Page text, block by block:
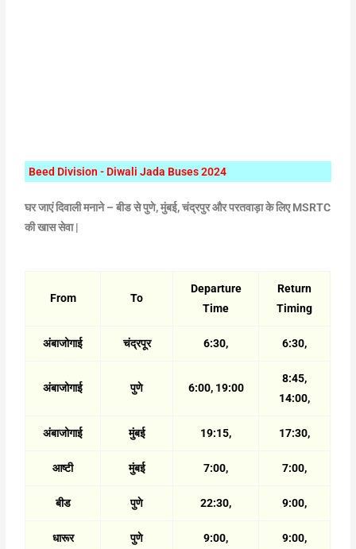
Beed Division - Diwali Jada Buses 2024
घर जाएं दिवाली मनाने – बीड से पुणे, मुंबई, चंद्रपुर और परतवाड़ा के लिए MSRTC
की खास सेवा |
From To
Departure
Time
Return
Timing
अंबाजोगाई चंद्रपूर 6:30, 6:30,
अंबाजोगाई पुणे 6:00, 19:00
8:45,
14:00,
अंबाजोगाई मुंबई 19:15, 17:30,
आष्टी मुंबई 7:00, 7:00,
बीड पुणे 22:30, 9:00,
धारूर पुणे 9:00, 9:00,